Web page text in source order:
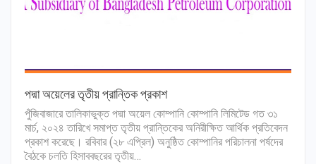
পদ্মা অয়েলের তৃতীয় প্রান্তিক প্রকাশ
পুঁজিবাজারে তালিকাভুক্ত পদ্মা অয়েল কোম্পানি কোম্পানি লিমিটেড গত ৩১
মার্চ, ২০২৪ তারিখে সমাপ্ত তৃতীয় প্রান্তিকের অনিরীক্ষিত আর্থিক প্রতিবেদন
প্রকাশ করেছে। রবিবার (২৮ এপ্রিল) অনুষ্ঠিত কোম্পানির পরিচালনা পর্ষদের
বৈঠকে চলতি হিসাববছরের তৃতীয়…